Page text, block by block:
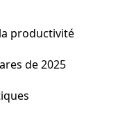
productivité
de 2025